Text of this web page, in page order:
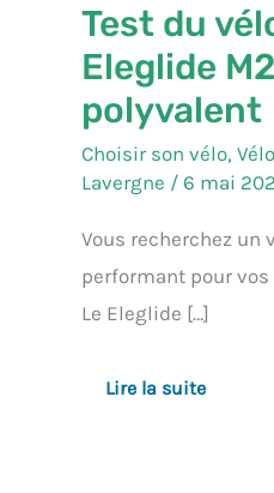
Test du
Eleglide
polyvalent
Choisir son vélo,
Lavergne / 6 mai
Vous recherchez un
performant pour
Le Eleglide […]
Lire la suite